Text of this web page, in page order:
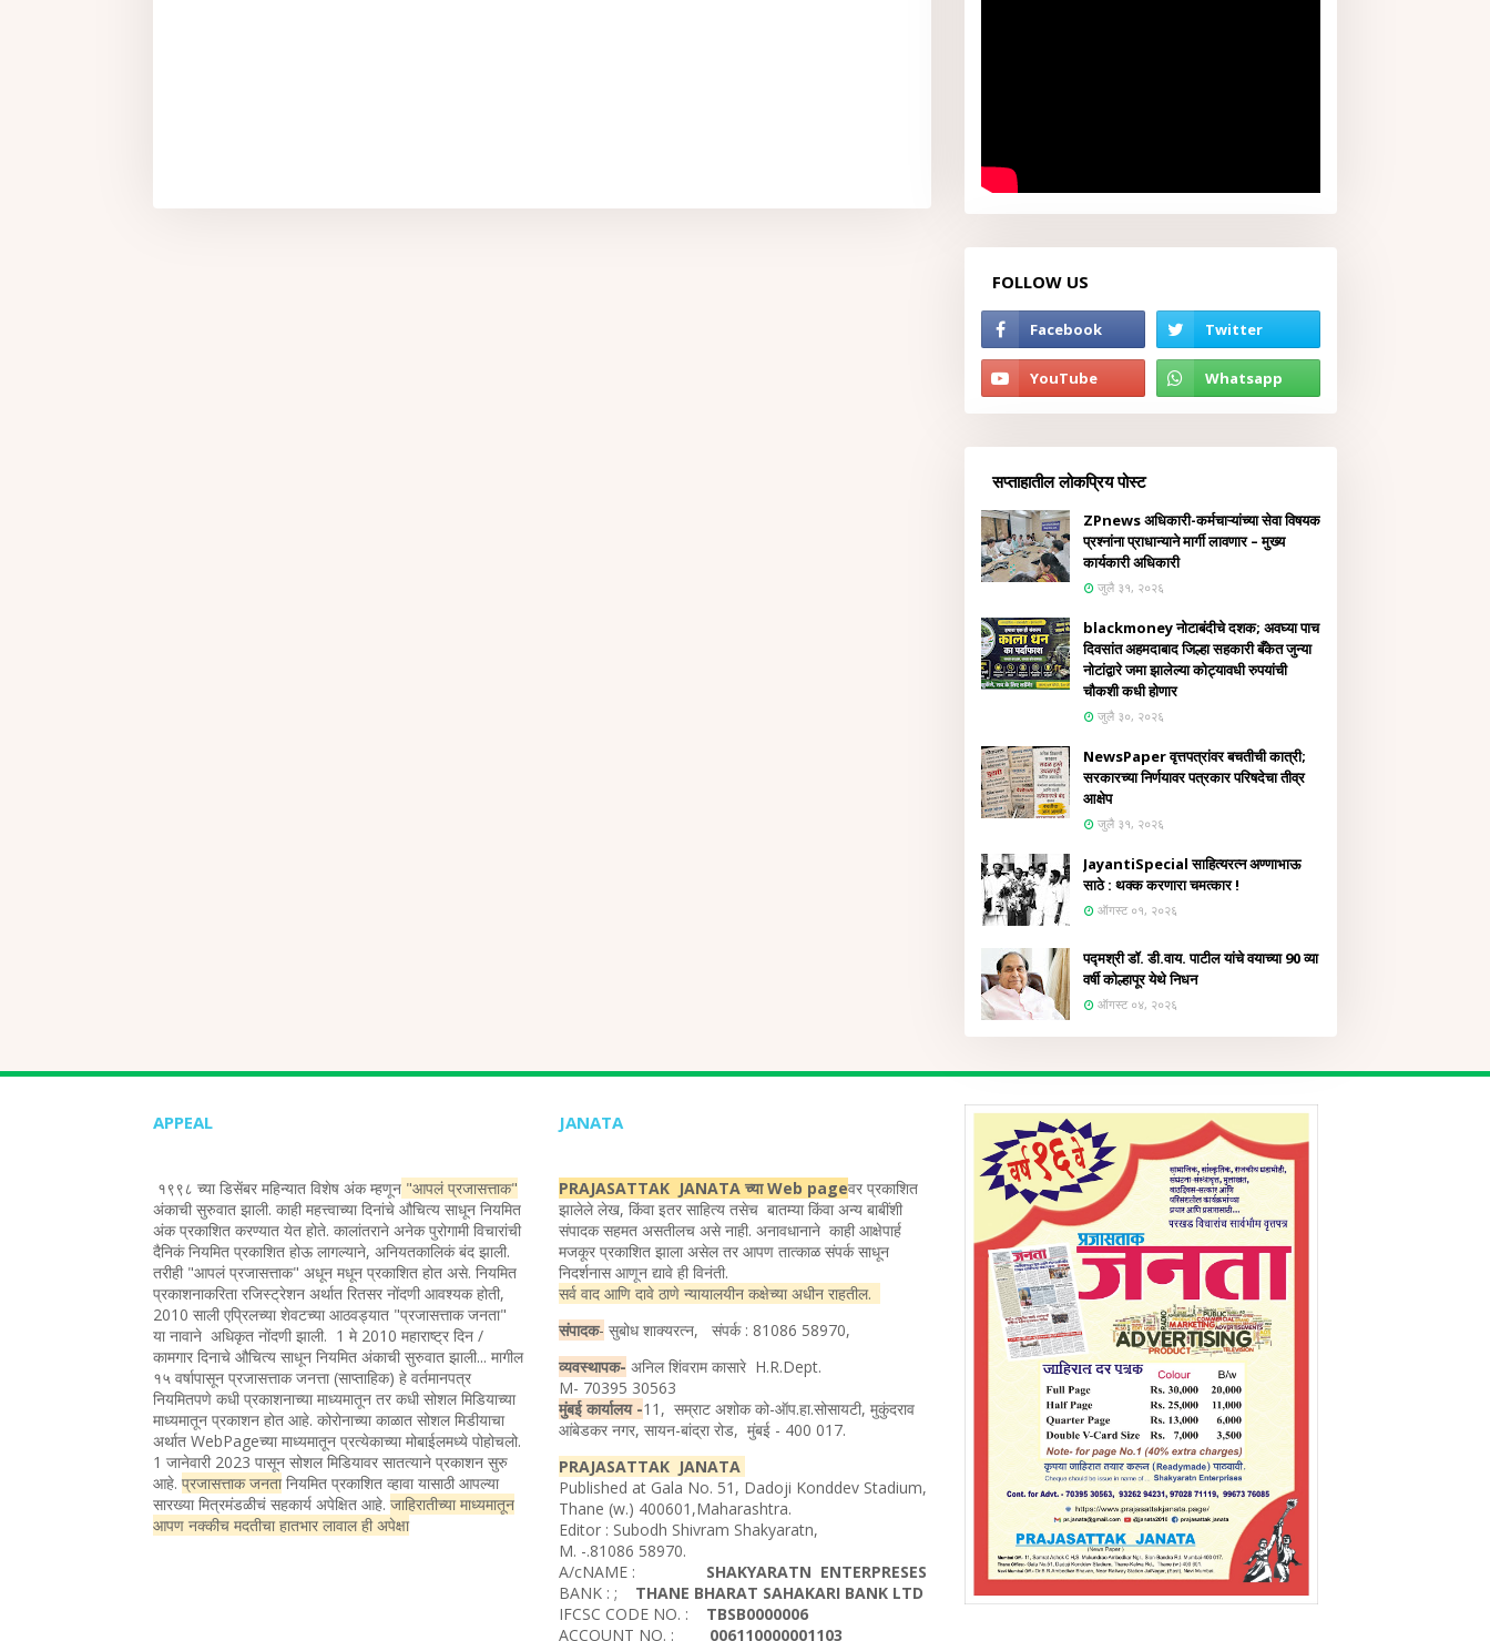
FOLLOW US
सप्ताहातील लोकप्रिय पोस्ट
ZPnews अधिकारी-कर्मचाऱ्यांच्या सेवा विषयक
प्रश्नांना प्राधान्याने मार्गी लावणार – मुख्य
कार्यकारी अधिकारी
जुलै ३१, २०२६
blackmoney नोटाबंदीचे दशक; अवघ्या पाच
दिवसांत अहमदाबाद जिल्हा सहकारी बँकेत जुन्या
नोटांद्वारे जमा झालेल्या कोट्यावधी रुपयांची
चौकशी कधी होणार
जुलै ३०, २०२६
NewsPaper वृत्तपत्रांवर बचतीची कात्री;
सरकारच्या निर्णयावर पत्रकार परिषदेचा तीव्र
आक्षेप
जुलै ३१, २०२६
JayantiSpecial साहित्यरत्न अण्णाभाऊ
साठे : थक्क करणारा चमत्कार !
ऑगस्ट ०१, २०२६
पद्मश्री डॉ. डी.वाय. पाटील यांचे वयाच्या 90 व्या
वर्षी कोल्हापूर येथे निधन
ऑगस्ट ०४, २०२६
APPEAL
१९९८ च्या डिसेंबर महिन्यात विशेष अंक म्हणून "आपलं प्रजासत्ताक"
अंकाची सुरुवात झाली. काही महत्त्वाच्या दिनांचे औचित्य साधून नियमित
अंक प्रकाशित करण्यात येत होते. कालांतराने अनेक पुरोगामी विचारांची
दैनिकं नियमित प्रकाशित होऊ लागल्याने, अनियतकालिकं बंद झाली.
तरीही "आपलं प्रजासत्ताक" अधून मधून प्रकाशित होत असे. नियमित
प्रकाशनाकरिता रजिस्ट्रेशन अर्थात रितसर नोंदणी आवश्यक होती,
2010 साली एप्रिलच्या शेवटच्या आठवड्यात "प्रजासत्ताक जनता"
या नावाने अधिकृत नोंदणी झाली. 1 मे 2010 महाराष्ट्र दिन /
कामगार दिनाचे औचित्य साधून नियमित अंकाची सुरुवात झाली... मागील
१५ वर्षापासून प्रजासत्ताक जनत्ता (साप्ताहिक) हे वर्तमानपत्र
नियमितपणे कधी प्रकाशनाच्या माध्यमातून तर कधी सोशल मिडियाच्या
माध्यमातून प्रकाशन होत आहे. कोरोनाच्या काळात सोशल मिडीयाचा
अर्थात WebPageच्या माध्यमातून प्रत्येकाच्या मोबाईलमध्ये पोहोचलो.
1 जानेवारी 2023 पासून सोशल मिडियावर सातत्याने प्रकाशन सुरु
आहे. प्रजासत्ताक जनतानियमित प्रकाशित व्हावा यासाठी आपल्या
सारख्या मित्रमंडळीचं सहकार्य अपेक्षित आहे. जाहिरातीच्या माध्यमातून
आपण नक्कीच मदतीचा हातभार लावाल ही अपेक्षा
JANATA
PRAJASATTAK JANATA च्या Web pageवर प्रकाशित
झालेले लेख, किंवा इतर साहित्य तसेच बातम्या किंवा अन्य बाबींशी
संपादक सहमत असतीलच असे नाही. अनावधानाने काही आक्षेपार्ह
मजकूर प्रकाशित झाला असेल तर आपण तात्काळ संपर्क साधून
निदर्शनास आणून द्यावे ही विनंती.
सर्व वाद आणि दावे ठाणे न्यायालयीन कक्षेच्या अधीन राहतील.
संपादक- सुबोध शाक्यरत्न, संपर्क : 81086 58970,
व्यवस्थापक- अनिल शिंवराम कासारे H.R.Dept.
M- 70395 30563
मुंबई कार्यालय -11, सम्राट अशोक को-ऑप.हा.सोसायटी, मुकुंदराव
आंबेडकर नगर, सायन-बांद्रा रोड, मुंबई - 400 017.
PRAJASATTAK JANATA
Published at Gala No. 51, Dadoji Konddev Stadium,
Thane (w.) 400601,Maharashtra.
Editor : Subodh Shivram Shakyaratn,
M. -.81086 58970.
A/cNAME : SHAKYARATN ENTERPRESES
BANK : ; THANE BHARAT SAHAKARI BANK LTD
IFCSC CODE NO. : TBSB0000006
ACCOUNT NO. : 006110000001103